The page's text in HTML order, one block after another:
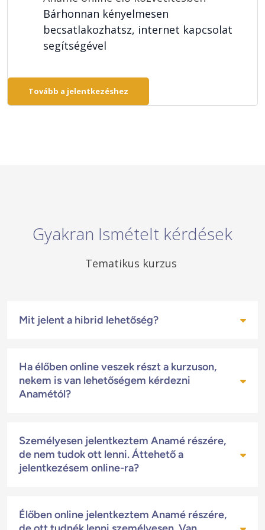
Bárhonnan kényelmesen
becsatlakozhatsz, internet kapcsolat
segítségével
Tovább a jelentkezéshez
Gyakran Ismételt kérdések
Tematikus kurzus
Mit jelent a hibrid lehetőség?
kurzus első felén, amit Anamé tart, személyes
részvételre is van lehetőség, amit egy online
Ha élőben online veszek részt a kurzuson,
nekem is van lehetőségem kérdezni
Anamétól?
rendszerét épp azért vezettük be, hogy a hibrid
tematikus kurzus teljesen interaktív legyen.
Személyesen jelentkeztem Anamé részére,
de nem tudok ott lenni. Áttehető a
jelentkezésem online-ra?
A személyes jelentkezésedet a jelentkezéstől
számított 24 órán belül még tudod online-rá
Élőben online jelentkeztem Anamé részére,